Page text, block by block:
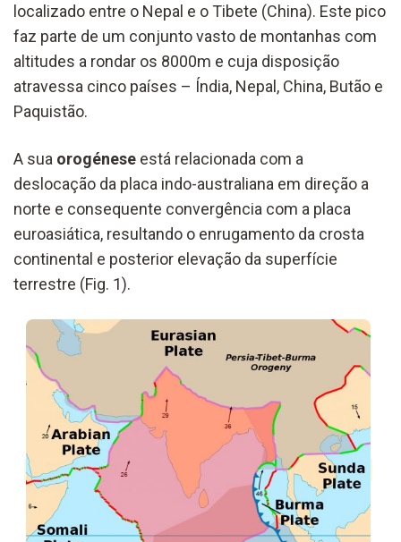
localizado entre o Nepal e o Tibete (China). Este pico
faz parte de um conjunto vasto de montanhas com
altitudes a rondar os 8000m e cuja disposição
atravessa cinco países – Índia, Nepal, China, Butão e
Paquistão.
A sua orogénese está relacionada com a
deslocação da placa indo-australiana em direção a
norte e consequente convergência com a placa
euroasiática, resultando o enrugamento da crosta
continental e posterior elevação da superfície
terrestre (Fig. 1).